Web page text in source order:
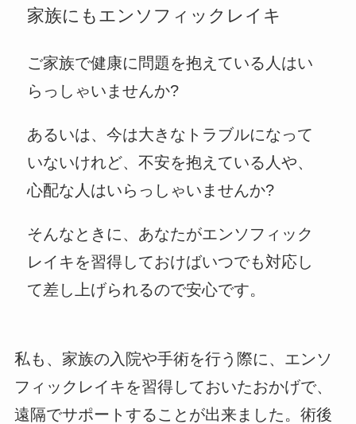
家族にもエンソフィックレイキ
ご家族で健康に問題を抱えている人はい
らっしゃいませんか?
あるいは、今は大きなトラブルになって
いないけれど、不安を抱えている人や、
心配な人はいらっしゃいませんか?
そんなときに、あなたがエンソフィック
レイキを習得しておけばいつでも対応し
て差し上げられるので安心です。
私も、家族の入院や手術を行う際に、エンソ
フィックレイキを習得しておいたおかげで、
遠隔でサポートすることが出来ました。術後